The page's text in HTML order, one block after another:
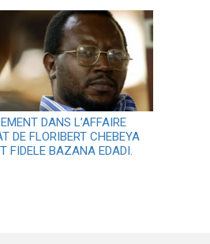
DANS L’AFFAIRE
DE FLORIBERT CHEBEYA
FIDELE BAZANA EDADI.